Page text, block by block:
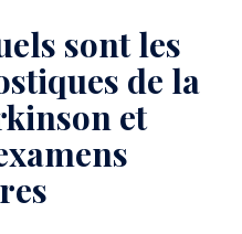
sont les
de la
et